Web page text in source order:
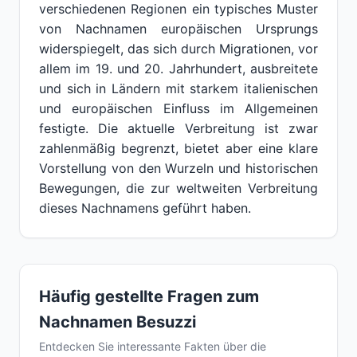
verschiedenen Regionen ein typisches Muster
von Nachnamen europäischen Ursprungs
widerspiegelt, das sich durch Migrationen, vor
allem im 19. und 20. Jahrhundert, ausbreitete
und sich in Ländern mit starkem italienischen
und europäischen Einfluss im Allgemeinen
festigte. Die aktuelle Verbreitung ist zwar
zahlenmäßig begrenzt, bietet aber eine klare
Vorstellung von den Wurzeln und historischen
Bewegungen, die zur weltweiten Verbreitung
dieses Nachnamens geführt haben.
Häufig gestellte Fragen zum
Nachnamen Besuzzi
Entdecken Sie interessante Fakten über die